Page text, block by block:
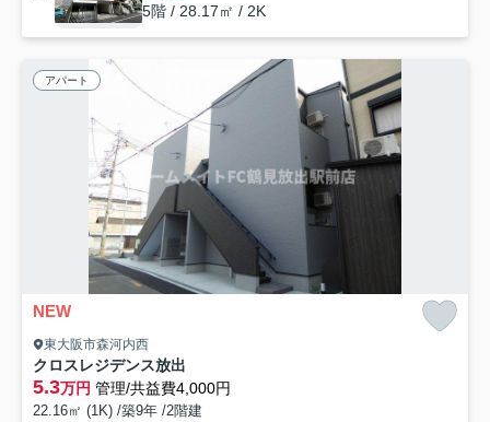
5階 / 28.17㎡ / 2K
アパート
NEW
東大阪市森河内西
クロスレジデンス放出
5.3万円 管理/共益費4,000円
22.16㎡ (1K) /築9年 /2階建